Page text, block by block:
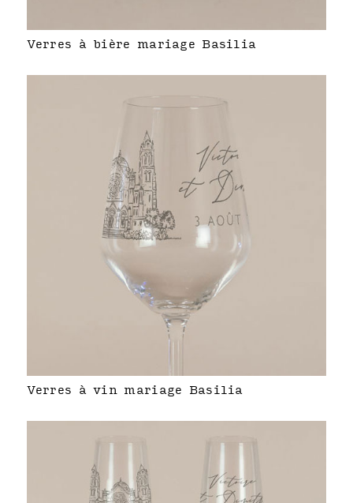
Verres à bière mariage Basilia
Verres à vin mariage Basilia